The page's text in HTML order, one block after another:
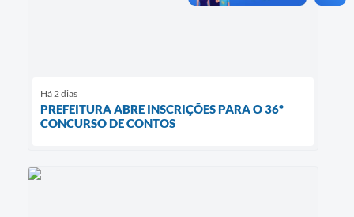
Há 2 dias
PREFEITURA ABRE INSCRIÇÕES PARA O 36º
CONCURSO DE CONTOS